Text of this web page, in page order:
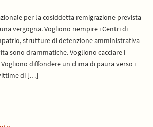
per la cosiddetta remigrazione prevista
vergogna. Vogliono riempire i Centri di
strutture di detenzione amministrativa
sono drammatiche. Vogliono cacciare i
diffondere un clima di paura verso i
di […]